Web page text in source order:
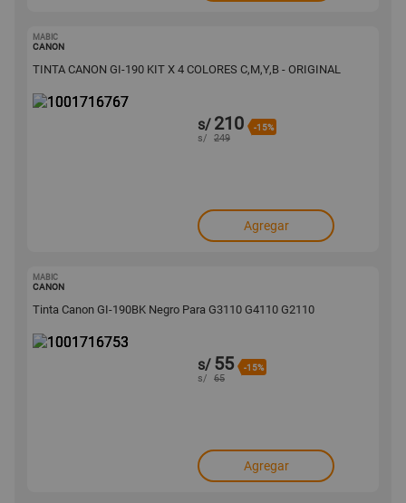
MABIC
CANON
TINTA CANON GI-190 KIT X 4 COLORES C,M,Y,B - ORIGINAL
s/ 210 -15%
s/ 249
Agregar
MABIC
CANON
Tinta Canon GI-190BK Negro Para G3110 G4110 G2110
s/ 55 -15%
s/ 65
Agregar